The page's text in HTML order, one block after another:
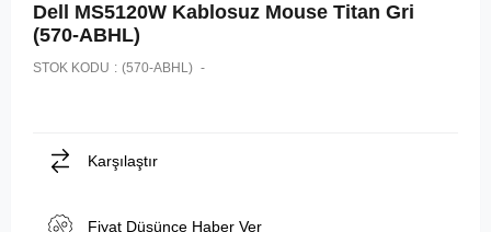
Dell MS5120W Kablosuz Mouse Titan Gri
(570-ABHL)
STOK KODU (570-ABHL)
Karşılaştır
Fiyat Düşünce Haber Ver